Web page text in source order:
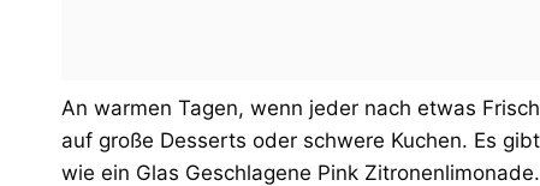
An warmen Tagen, wenn jeder nach etwas
auf große Desserts oder schwere Kuchen. Es
wie ein Glas Geschlagene Pink